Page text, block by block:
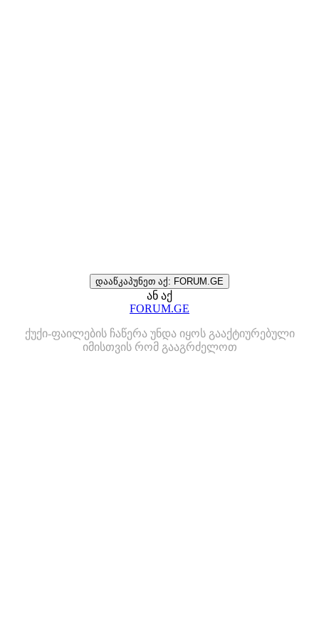
დააწკაპუნეთ აქ: FORUM.GE
ან აქ
FORUM.GE
ქუქი-ფაილების ჩაწერა უნდა იყოს გააქტიურებული
იმისთვის რომ გააგრძელოთ